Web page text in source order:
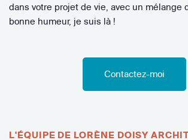
dans votre projet de vie, avec un mélange
bonne humeur, je suis là !
Contactez-moi
L'ÉQUIPE DE LORÈNE DOISY